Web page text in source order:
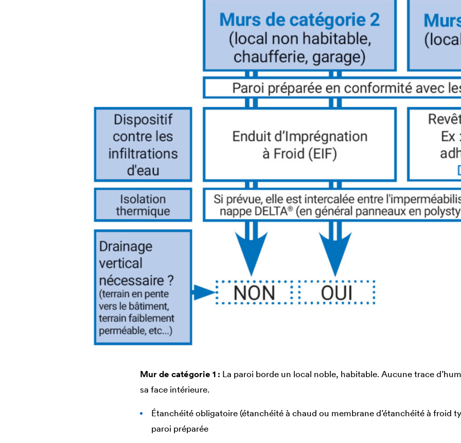
Mur de catégorie 1 : La paroi borde un local noble, habitable. Aucune trace
sa face intérieure.
Étanchéité obligatoire (étanchéité à chaud ou membrane d’étanchéité à froid
paroi préparée